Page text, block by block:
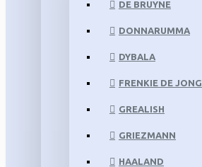
DE BRUYNE
DONNARUMMA
DYBALA
FRENKIE DE JONG
GREALISH
GRIEZMANN
HAALAND